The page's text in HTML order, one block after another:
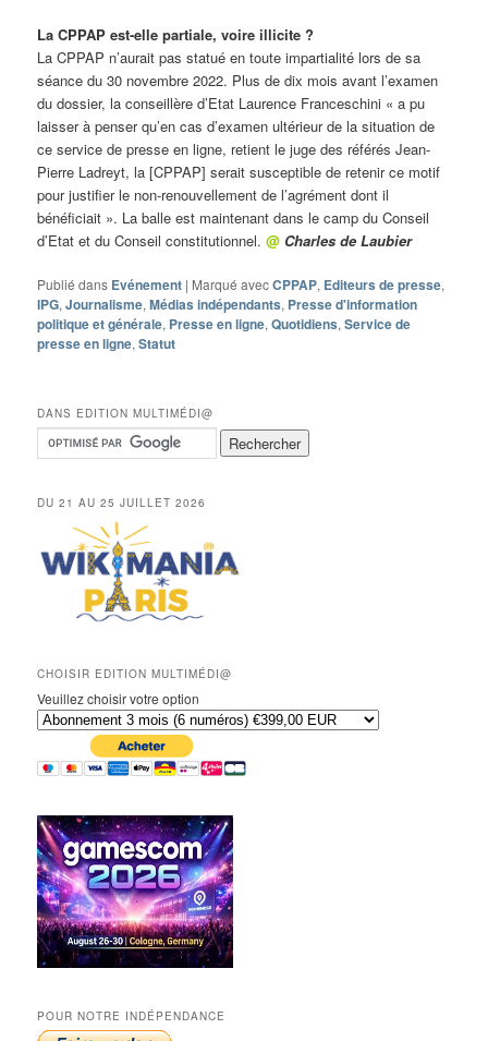
La CPPAP est-elle partiale, voire illicite ?
La CPPAP n’aurait pas statué en toute impartialité lors de sa
séance du 30 novembre 2022. Plus de dix mois avant l’examen
du dossier, la conseillère d’Etat Laurence Franceschini « a pu
laisser à penser qu’en cas d’examen ultérieur de la situation de
ce service de presse en ligne, retient le juge des référés Jean-
Pierre Ladreyt, la [CPPAP] serait susceptible de retenir ce motif
pour justifier le non-renouvellement de l’agrément dont il
bénéficiait ». La balle est maintenant dans le camp du Conseil
d’Etat et du Conseil constitutionnel.@ Charles de Laubier
Publié dans Evénement | Marqué avecCPPAP, Editeurs de presse,
IPG,Journalisme,Médias indépendants, Presse d'information
politique et générale, Presse en ligne,Quotidiens,Service de
presse en ligne,Statut
DANS EDITION MULTIMÉDI@
DU 21 AU 25 JUILLET 2026
CHOISIR EDITION MULTIMÉDI@
Veuillez choisir votre option
POUR NOTRE INDÉPENDANCE